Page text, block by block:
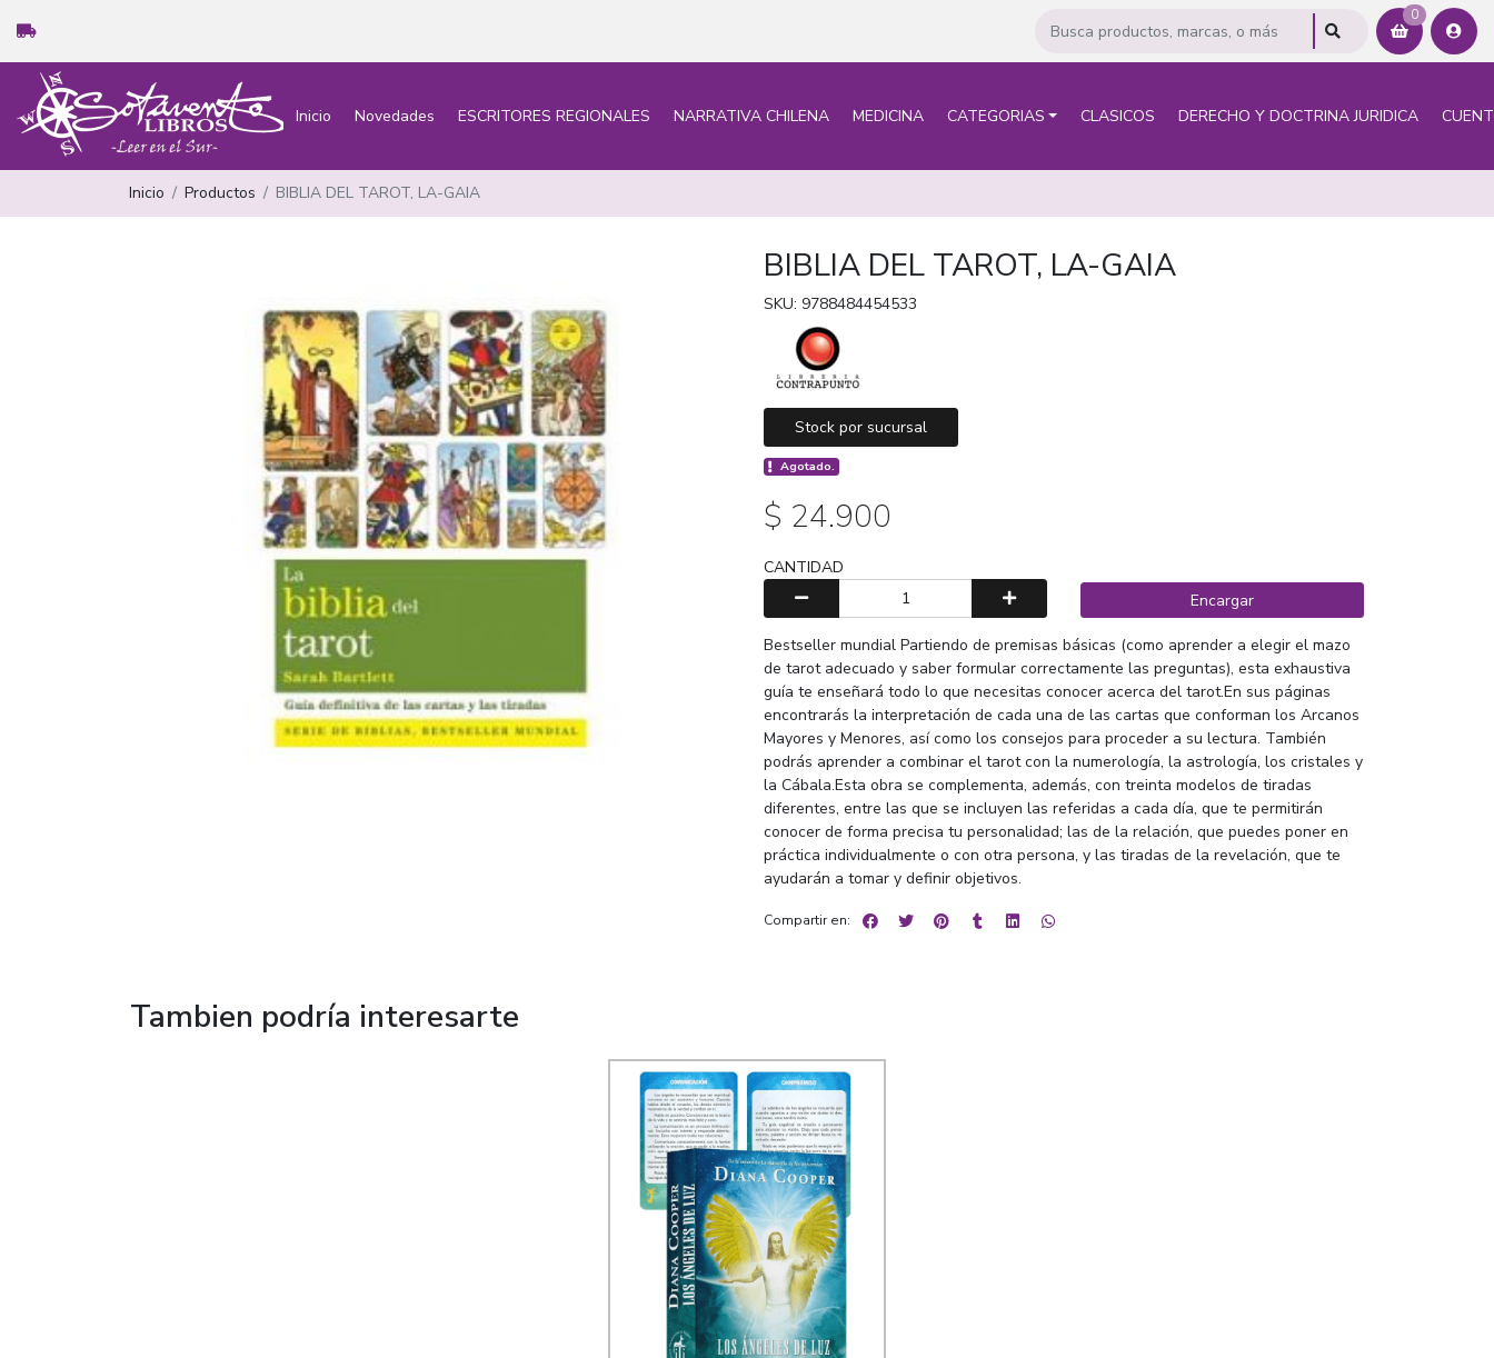
0
Inicio Novedades ESCRITORES REGIONALES NARRATIVA CHILENA MEDICINA CATEGORIAS CLASICOS DERECHO Y DOCTRINA JURIDICA
Inicio Productos BIBLIA DEL TAROT, LA-GAIA
BIBLIA DEL TAROT, LA-GAIA
SKU: 9788484454533
Stock por sucursal
Agotado.
$ 24.900
CANTIDAD
Encargar
Bestseller mundial Partiendo de premisas básicas (como aprender a elegir el mazo
de tarot adecuado y saber formular correctamente las preguntas), esta exhaustiva
guía te enseñará todo lo que necesitas conocer acerca del tarot.En sus páginas
encontrarás la interpretación de cada una de las cartas que conforman los Arcanos
Mayores y Menores, así como los consejos para proceder a su lectura. También
podrás aprender a combinar el tarot con la numerología, la astrología, los cristales y
la Cábala.Esta obra se complementa, además, con treinta modelos de tiradas
diferentes, entre las que se incluyen las referidas a cada día, que te permitirán
conocer de forma precisa tu personalidad; las de la relación, que puedes poner en
práctica individualmente o con otra persona, y las tiradas de la revelación, que te
ayudarán a tomar y definir objetivos.
Compartir en:
Tambien podría interesarte